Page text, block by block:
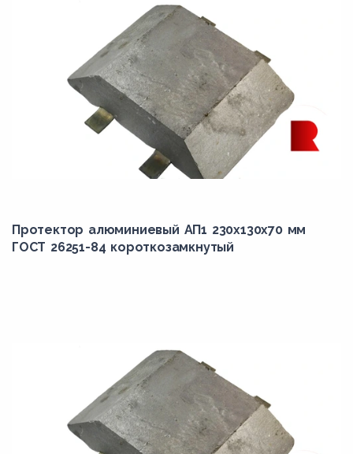
Протектор алюминиевый АП1 230х130х70 мм
ГОСТ 26251-84 короткозамкнутый